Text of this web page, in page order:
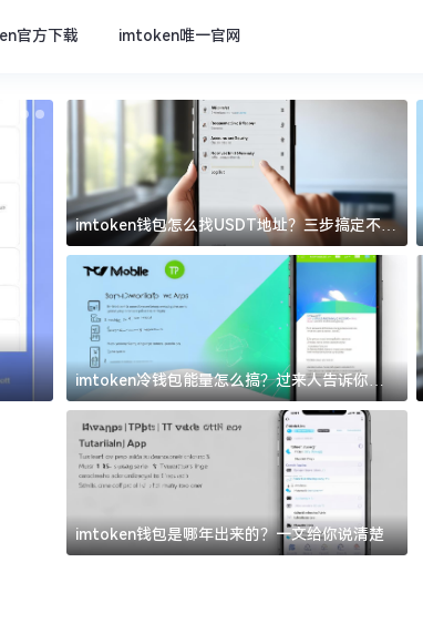
官方下载 imtoken唯一官网
imtoken官方下载
imtoken钱包怎么找USDT地址？三步搞定不踩
坑
imtoken冷钱包能量怎么搞？过来人告诉你门
道
imtoken钱包是哪年出来的？一文给你说清楚